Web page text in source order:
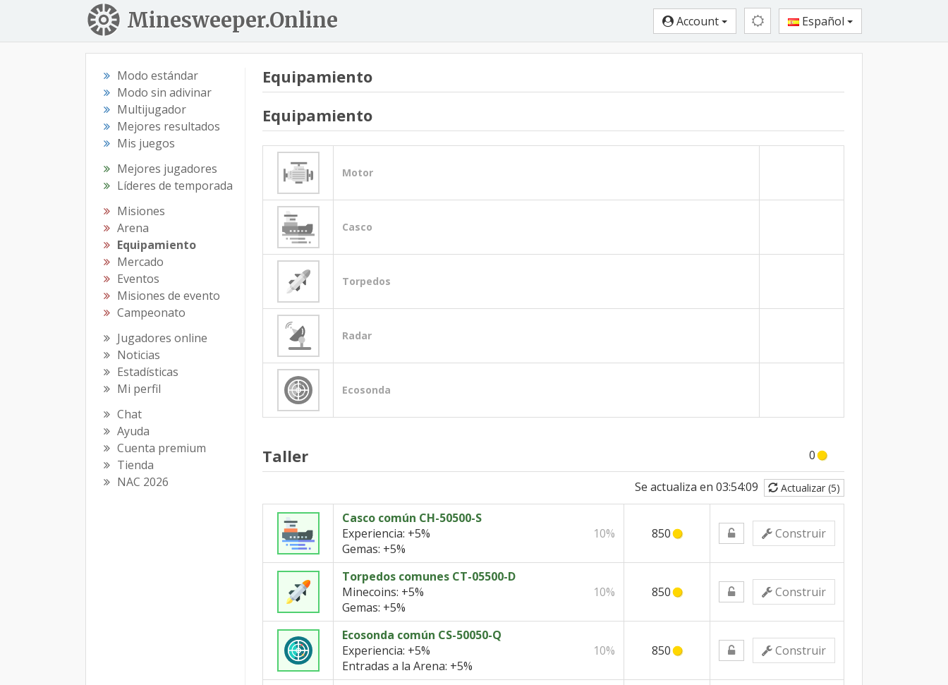
Minesweeper.Online Account Español
Modo estándar
Modo sin adivinar
Multijugador
Mejores resultados
Mis juegos
Mejores jugadores
Líderes de temporada
Misiones
Arena
Equipamiento
Mercado
Eventos
Misiones de evento
Campeonato
Jugadores online
Noticias
Estadísticas
Mi perfil
Chat
Ayuda
Cuenta premium
Tienda
NAC 2026
Equipamiento
Equipamiento
Motor
Casco
Torpedos
Radar
Ecosonda
Taller 0
Se actualiza en 03:54:09 Actualizar (5)
Casco común CH-50500-S
Experiencia: +5%
Gemas: +5%
10% 850 Construir
Torpedos comunes CT-05500-D
Minecoins: +5%
Gemas: +5%
10% 850 Construir
Ecosonda común CS-50050-Q
Experiencia: +5%
Entradas a la Arena: +5%
10% 850 Construir